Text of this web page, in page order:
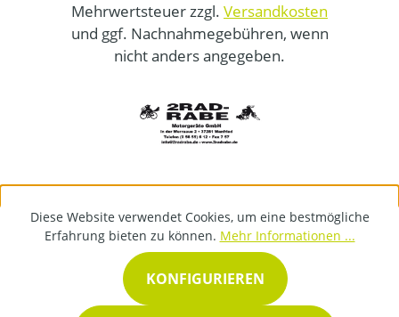
Mehrwertsteuer zzgl. Versandkosten
und ggf. Nachnahmegebühren, wenn
nicht anders angegeben.
Diese Website verwendet Cookies, um eine bestmögliche
Erfahrung bieten zu können. Mehr Informationen ...
KONFIGURIEREN